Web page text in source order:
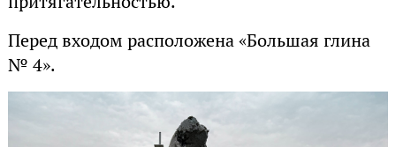
Перед входом расположена «Большая глина
№ 4».